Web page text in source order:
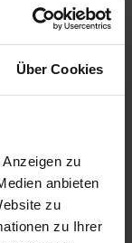
Über Cookies
zu
anbieten
zu
zu Ihrer